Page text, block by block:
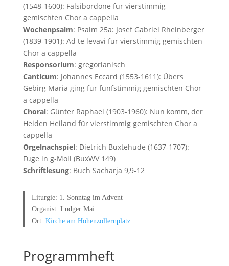
(1548-1600): Falsibordone für vierstimmig
gemischten Chor a cappella
Wochenpsalm: Psalm 25a: Josef Gabriel Rheinberger
(1839-1901): Ad te levavi für vierstimmig gemischten
Chor a cappella
Responsorium: gregorianisch
Canticum: Johannes Eccard (1553-1611): Übers
Gebirg Maria ging für fünfstimmig gemischten Chor
a cappella
Choral: Günter Raphael (1903-1960): Nun komm, der
Heiden Heiland für vierstimmig gemischten Chor a
cappella
Orgelnachspiel: Dietrich Buxtehude (1637-1707):
Fuge in g-Moll (BuxWV 149)
Schriftlesung: Buch Sacharja 9,9-12
Liturgie: 1. Sonntag im Advent
Organist: Ludger Mai
Ort:Kirche am Hohenzollernplatz
Programmheft